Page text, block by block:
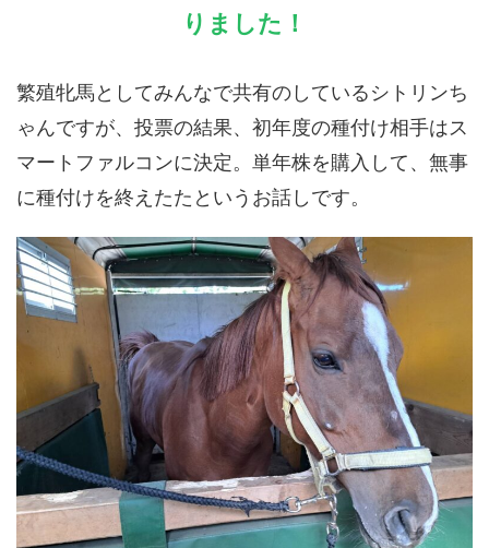
りました！
繁殖牝馬としてみんなで共有のしているシトリンち
ゃんですが、投票の結果、初年度の種付け相手はス
マートファルコンに決定。単年株を購入して、無事
に種付けを終えたたというお話しです。